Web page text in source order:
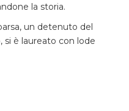
la storia.
un detenuto del
si è laureato con lode